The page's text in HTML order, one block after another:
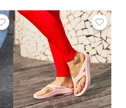
お気に入り お気